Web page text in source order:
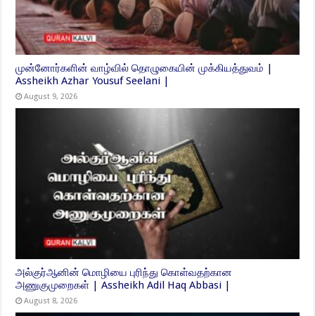
முன்னோர்களின் வாழ்வில் தொழுகையின் முக்கியத்துவம் |
Assheikh Azhar Yousuf Seelani |
August 9, 2026
அல்குர்ஆனின் மொழியை புரிந்து கொள்வதற்கான
அணுகுமுறைகள் | Assheikh Adil Haq Abbasi |
August 8, 2026